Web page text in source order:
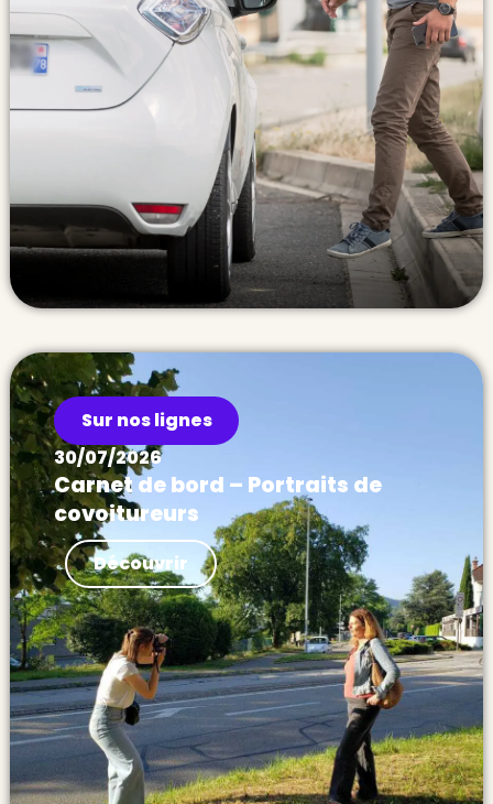
Sur nos lignes
30/07/2026
Carnet de bord – Portraits de
covoitureurs
Actualités Carnet de bord – Portraits de
covoitureurs Pendant 1 an j’ai sillonné la
France pour récolter les témoignages des
Découvrir